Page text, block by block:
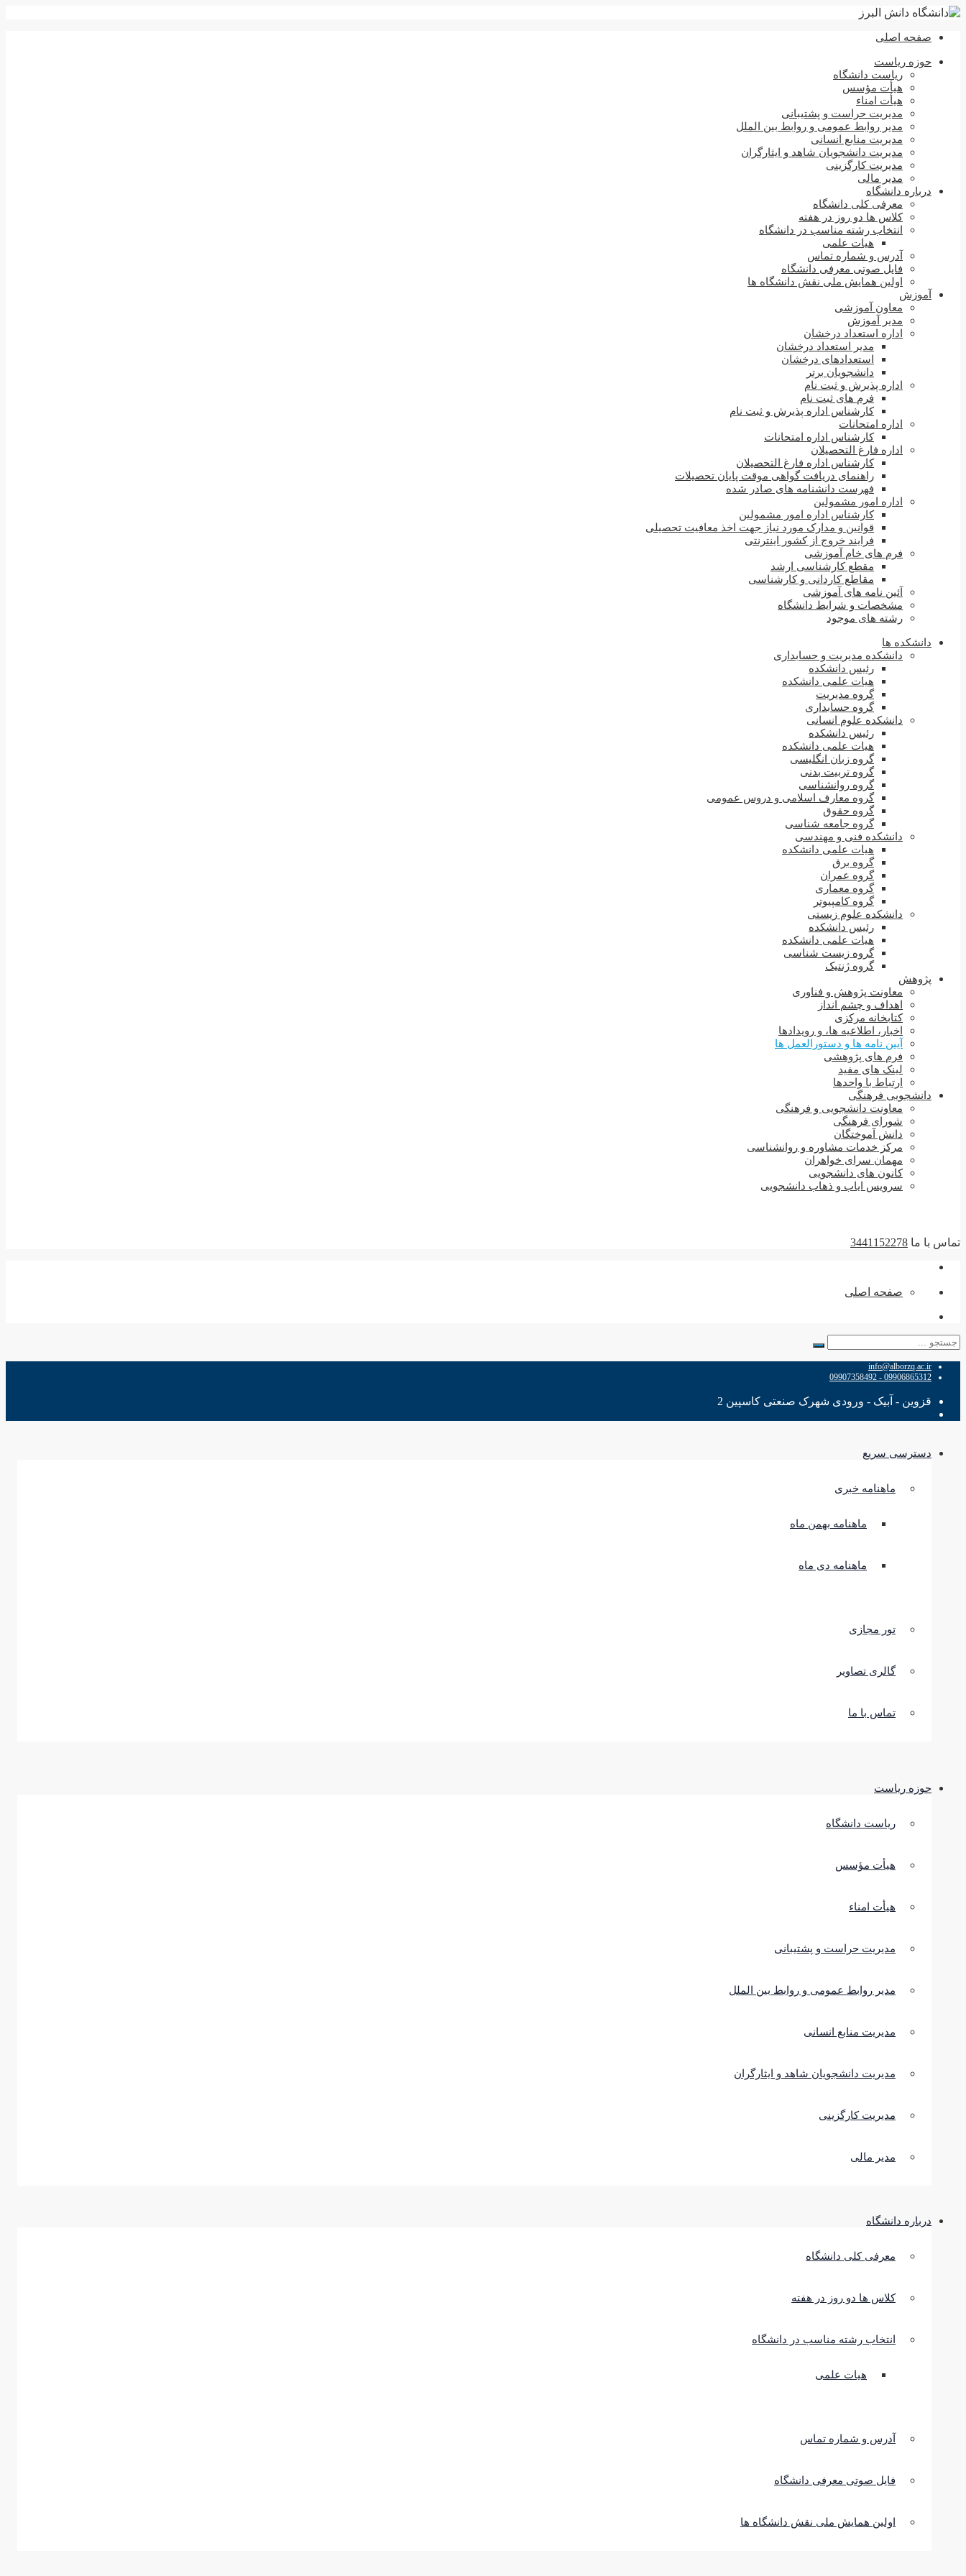
صفحه اصلی
حوزه ریاست
ریاست دانشگاه
هیأت مؤسس
هیأت امناء
مدیریت حراست و پشتیبانی
مدیر روابط عمومی و روابط بین الملل
مدیریت منابع انسانی
مدیریت دانشجویان شاهد و ایثارگران
مدیریت کارگزینی
مدیر مالی
درباره دانشگاه
معرفی کلی دانشگاه
کلاس ها دو روز در هفته
انتخاب رشته مناسب در دانشگاه
هیات علمی
آدرس و شماره تماس
فایل صوتی معرفی دانشگاه
اولین همایش ملی نقش دانشگاه ها
آموزش
معاون آموزشی
مدیر آموزش
اداره استعداد درخشان
مدیر استعداد درخشان
استعدادهای درخشان
دانشجویان برتر
اداره پذیرش و ثبت نام
فرم های ثبت نام
کارشناس اداره پذیرش و ثبت نام
اداره امتحانات
کارشناس اداره امتحانات
اداره فارغ التحصیلان
کارشناس اداره فارغ التحصیلان
راهنمای دریافت گواهی موقت پایان تحصیلات
فهرست دانشنامه های صادر شده
اداره امور مشمولین
کارشناس اداره امور مشمولین
قوانین و مدارک مورد نیاز جهت اخذ معافیت تحصیلی
فرایند خروج از کشور اینترنتی
فرم های خام آموزشی
مقطع کارشناسی ارشد
مقاطع کاردانی و کارشناسی
آئین نامه های آموزشی
مشخصات و شرایط دانشگاه
رشته های موجود
دانشکده ها
دانشکده مدیریت و حسابداری
رئیس دانشکده
هیات علمی دانشکده
گروه مدیریت
گروه حسابداری
دانشکده علوم انسانی
رئیس دانشکده
هیات علمی دانشکده
گروه زبان انگلیسی
گروه تربیت بدنی
گروه روانشناسی
گروه معارف اسلامی و دروس عمومی
گروه حقوق
گروه جامعه شناسی
دانشکده فنی و مهندسی
هیات علمی دانشکده
گروه برق
گروه عمران
گروه معماری
گروه کامپیوتر
دانشکده علوم زیستی
رئیس دانشکده
هیات علمی دانشکده
گروه زیست شناسی
گروه ژنتیک
پژوهش
معاونت پژوهش و فناوری
اهداف و چشم انداز
کتابخانه مرکزی
اخبار، اطلاعیه ها، و رویدادها
آیین نامه ها و دستورالعمل ها
فرم های پژوهشی
لینک های مفید
ارتباط با واحدها
دانشجویی فرهنگی
معاونت دانشجویی و فرهنگی
شورای فرهنگی
دانش آموختگان
مرکز خدمات مشاوره و روانشناسی
مهمان سرای خواهران
کانون های دانشجویی
سرویس ایاب و ذهاب دانشجویی
تماس با ما 3441152278
صفحه اصلی
جستجو
info@alborzq.ac.ir
09906865312 - 09907358492
قزوین - آبیک - ورودی شهرک صنعتی کاسپین 2
دسترسی سریع
ماهنامه خبری
ماهنامه بهمن ماه
ماهنامه دی ماه
تور مجازی
گالری تصاویر
تماس با ما
حوزه ریاست
ریاست دانشگاه
هیأت مؤسس
هیأت امناء
مدیریت حراست و پشتیبانی
مدیر روابط عمومی و روابط بین الملل
مدیریت منابع انسانی
مدیریت دانشجویان شاهد و ایثارگران
مدیریت کارگزینی
مدیر مالی
درباره دانشگاه
معرفی کلی دانشگاه
کلاس ها دو روز در هفته
انتخاب رشته مناسب در دانشگاه
هیات علمی
آدرس و شماره تماس
فایل صوتی معرفی دانشگاه
اولین همایش ملی نقش دانشگاه ها